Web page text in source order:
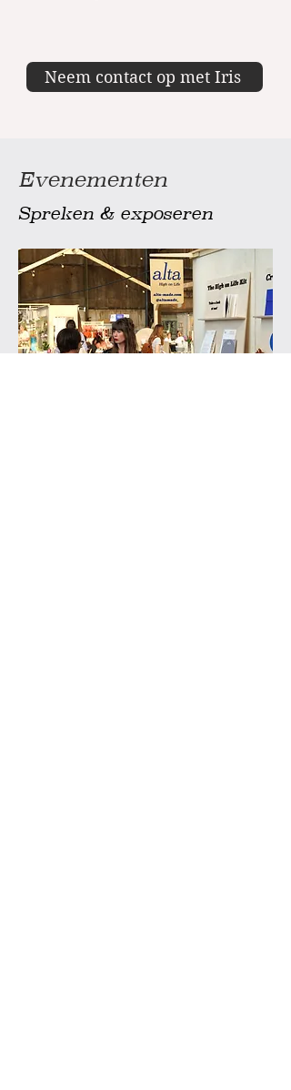
Neem contact op met Iris
Evenementen
Spreken & exposeren